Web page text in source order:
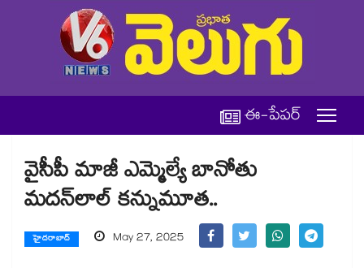
ఈ-పేపర్
వైసీపీ మాజీ ఎమ్మెల్యే బానోతు
మదన్‌లాల్‌ కన్నుమూత..
హైదరాబాద్ May 27, 2025